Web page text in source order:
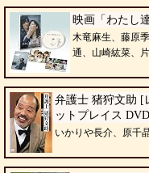
映画「わたし
木竜麻生、藤原
通、山崎紘菜、
弁護士 猪狩文助 [
ットプレイス
いかりや長介、原千